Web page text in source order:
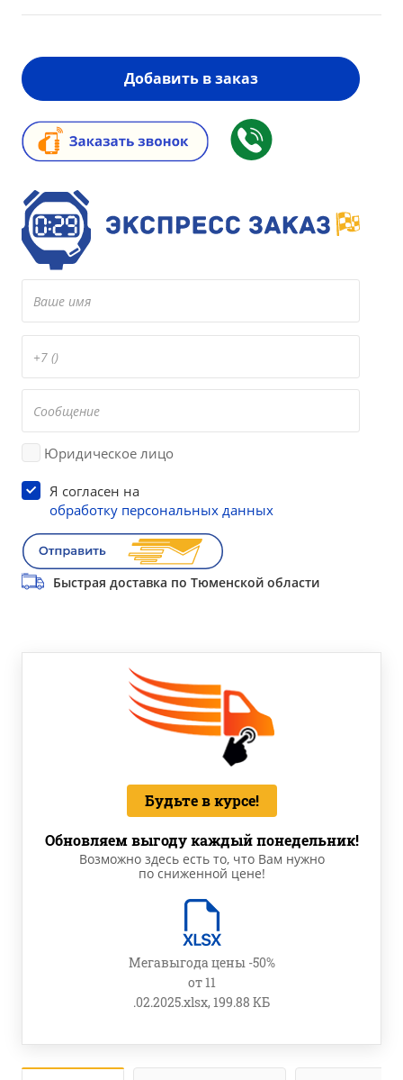
Добавить в заказ
Юридическое лицо
Я согласен на
обработку персональных данных
Быстрая доставка по Тюменской области
Будьте в курсе!
Обновляем выгоду каждый понедельник!
Возможно здесь есть то, что Вам нужно
по сниженной цене!
Мегавыгода цены -50%
от 11
.02.2025.xlsx, 199.88 КБ